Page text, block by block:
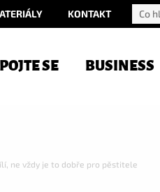
KONTAKT
SE BUSINESS
ne vždy je to dobře pro pěstitele